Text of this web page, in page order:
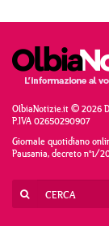
OlbiaNotizie.it © 2026
P.IVA 02650290907
Giornale quotidiano
Pausania, decreto n°1/